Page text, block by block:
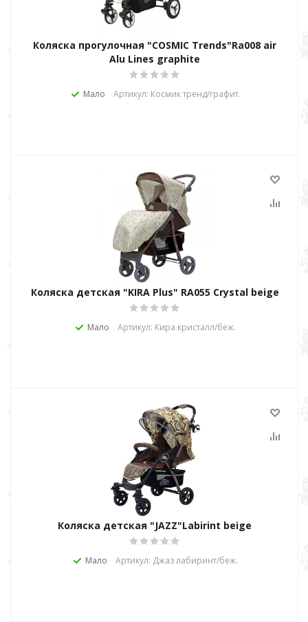
Коляска прогулочная "COSMIC Trends"Ra008 air
Alu Lines graphite
Мало Артикул: Космик тренд/графит.
Коляска детская "KIRA Plus" RA055 Crystal beige
Мало Артикул: Кира кристалл/беж.
Коляска детская "JAZZ"Labirint beige
Мало Артикул: Джаз лабиринт/беж.